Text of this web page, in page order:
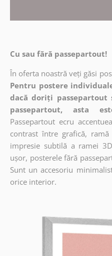
Cu sau fără passepartout!
În oferta noastră veți găsi
Pentru postere
dacă doriți passepartout
passepartout, asta
Passepartout ecru
contrast între grafică,
impresie subtilă a ramei
ușor, posterele fără
Sunt un accesoriu
orice interior.